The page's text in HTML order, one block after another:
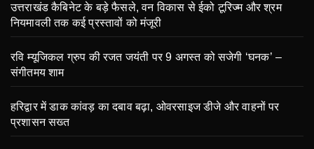
उत्तराखंड कैबिनेट के बड़े फैसले, वन विकास से ईको टूरिज्म और श्रम
नियमावली तक कई प्रस्तावों को मंजूरी
रवि म्यूजिकल ग्रुप की रजत जयंती पर 9 अगस्त को सजेगी ‘घनक’ –
संगीतमय शाम
हरिद्वार में डाक कांवड़ का दबाव बढ़ा, ओवरसाइज डीजे और वाहनों पर
प्रशासन सख्त